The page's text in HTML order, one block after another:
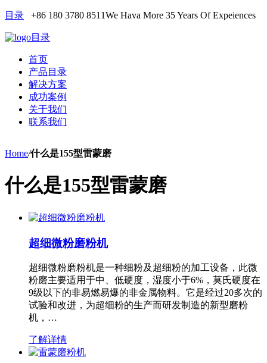
目录 +86 180 3780 8511We Hava More 35 Years Of Expeiences
目录
首页
产品目录
解决方案
成功案例
关于我们
联系我们
Home/什么是155型雷蒙磨
什么是155型雷蒙磨
超细微粉磨粉机
超细微粉磨粉机是一种细粉及超细粉的加工设备，此微
粉磨主要适用于中、低硬度，湿度小于6%，莫氏硬度在
9级以下的非易燃易爆的非金属物料。它是经过20多次的
试验和改进，为超细粉的生产而研发制造的新型磨粉
机，…
了解详情